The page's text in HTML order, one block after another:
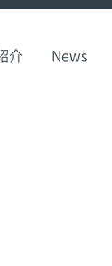
介 News